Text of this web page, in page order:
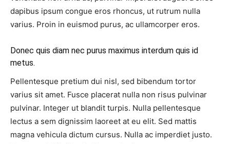
dapibus ipsum congue eros rhoncus, ut rutrum nulla
varius. Proin in euismod purus, ac ullamcorper eros.
Donec quis diam nec purus maximus interdum quis id
metus.
Pellentesque pretium dui nisl, sed bibendum tortor
varius sit amet. Fusce placerat nulla non risus pulvinar
pulvinar. Integer ut blandit turpis. Nulla pellentesque
lectus a sem dignissim laoreet at eu elit. Sed mattis
magna vehicula dictum cursus. Nulla ac imperdiet justo.